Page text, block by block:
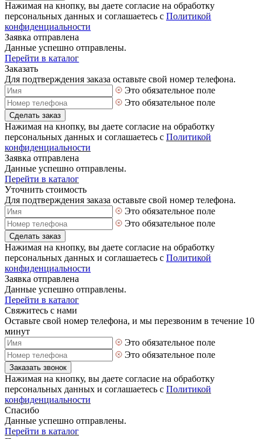
Нажимая на кнопку, вы даете согласие на обработку
персональных данных и соглашаетесь с Политикой
конфиденциальности
Заявка отправлена
Данные успешно отправлены.
Перейти в каталог
Заказать
Для подтверждения заказа оставьте свой номер телефона.
Это обязательное поле
Это обязательное поле
Сделать заказ
Нажимая на кнопку, вы даете согласие на обработку
персональных данных и соглашаетесь с Политикой
конфиденциальности
Заявка отправлена
Данные успешно отправлены.
Перейти в каталог
Уточнить стоимость
Для подтверждения заказа оставьте свой номер телефона.
Это обязательное поле
Это обязательное поле
Сделать заказ
Нажимая на кнопку, вы даете согласие на обработку
персональных данных и соглашаетесь с Политикой
конфиденциальности
Заявка отправлена
Данные успешно отправлены.
Перейти в каталог
Свяжитесь с нами
Оставьте свой номер телефона, и мы перезвоним в течение 10
минут
Это обязательное поле
Это обязательное поле
Заказать звонок
Нажимая на кнопку, вы даете согласие на обработку
персональных данных и соглашаетесь с Политикой
конфиденциальности
Спасибо
Данные успешно отправлены.
Перейти в каталог